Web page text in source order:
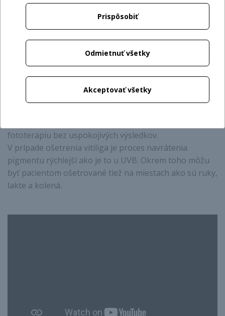
rýchlejší. Špeciálna hlavica umožňuje vybrať tvar a
cielená a ošetruje priamo ložiská, i veľmi malé, bez
podráždenia zdravia pokožky.
fototerapiu bez uspokojivých výsledkov.
V prípade ošetrenia vitiliga je proces navrátenia
pigmentu rýchlejší ako je to u UVB. Okrem toho môžu
byť pacientom ošetrované tiež na miestach ako sú ruky,
lakte a kolená.
Prispôsobiť
Odmietnuť všetky
Akceptovať všetky